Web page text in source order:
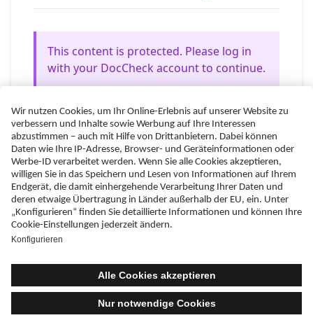
This content is protected. Please log in
with your DocCheck account to continue.
Mit freundlicher Unterstützung der
Impressum
Datenschutzerklärung
Nutzungsbedingungen
Erklärung zur Barrierefreiheit